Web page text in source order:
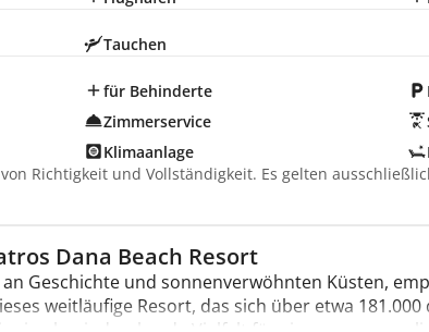
Tauchen
für Behinderte
Zimmerservice
Klimaanlage
Richtigkeit und Vollständigkeit. Es gelten
Dana Beach Resort
Geschichte und sonnenverwöhnten Küsten,
weitläufige Resort, das sich über etwa